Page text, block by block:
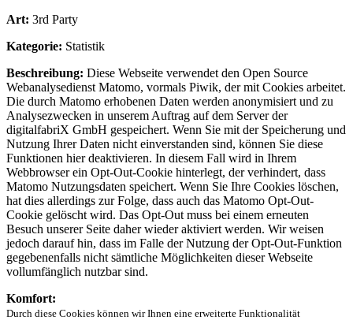
Art: 3rd Party
Kategorie: Statistik
Beschreibung: Diese Webseite verwendet den Open Source
Webanalysedienst Matomo, vormals Piwik, der mit Cookies arbeitet.
Die durch Matomo erhobenen Daten werden anonymisiert und zu
Analysezwecken in unserem Auftrag auf dem Server der
digitalfabriX GmbH gespeichert. Wenn Sie mit der Speicherung und
Nutzung Ihrer Daten nicht einverstanden sind, können Sie diese
Funktionen hier deaktivieren. In diesem Fall wird in Ihrem
Webbrowser ein Opt-Out-Cookie hinterlegt, der verhindert, dass
Matomo Nutzungsdaten speichert. Wenn Sie Ihre Cookies löschen,
hat dies allerdings zur Folge, dass auch das Matomo Opt-Out-
Cookie gelöscht wird. Das Opt-Out muss bei einem erneuten
Besuch unserer Seite daher wieder aktiviert werden. Wir weisen
jedoch darauf hin, dass im Falle der Nutzung der Opt-Out-Funktion
gegebenenfalls nicht sämtliche Möglichkeiten dieser Webseite
vollumfänglich nutzbar sind.
Komfort:
Durch diese Cookies können wir Ihnen eine erweiterte Funktionalität